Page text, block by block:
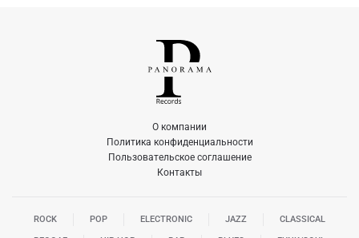
О компании
Политика конфиденциальности
Пользовательское соглашение
Контакты
ROCK POP ELECTRONIC JAZZ CLASSICAL